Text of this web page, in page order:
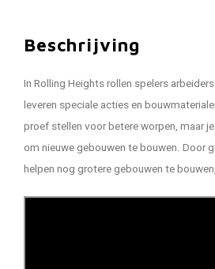
Beschrijving
In Rolling Heights rollen spelers
leveren speciale acties en
proef stellen voor betere worpen, maar
om nieuwe gebouwen te bouwen. Door
helpen nog grotere gebouwen te